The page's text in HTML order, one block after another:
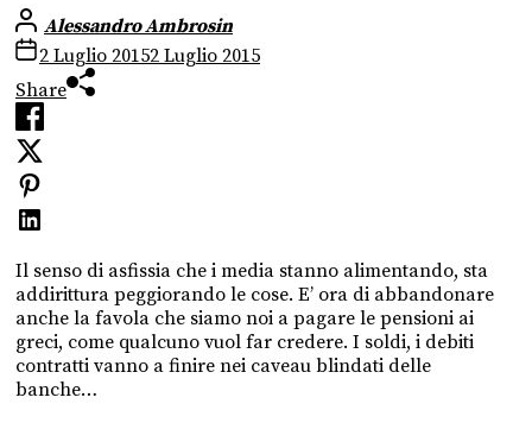
Alessandro Ambrosin
2 Luglio 20152 Luglio 2015
Share
Il senso di asfissia che i media stanno alimentando, sta
addirittura peggiorando le cose. E’ ora di abbandonare
anche la favola che siamo noi a pagare le pensioni ai
greci, come qualcuno vuol far credere. I soldi, i debiti
contratti vanno a finire nei caveau blindati delle
banche…